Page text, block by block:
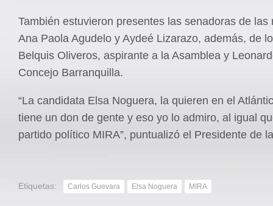
También estuvieron presentes las senadoras de las
Ana Paola Agudelo y Aydeé Lizarazo, además, de
Belquis Oliveros, aspirante a la Asamblea y
Concejo Barranquilla.
“La candidata Elsa Noguera, la quieren en el
tiene un don de gente y eso yo lo admiro, al igual
partido político MIRA”, puntualizó el Presidente de
Etiquetas: Carlos Guevara Elsa Noguera MIRA